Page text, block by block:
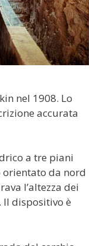
nel 1908. Lo
accurata
a tre piani
orientato da nord
l’altezza dei
Il dispositivo è